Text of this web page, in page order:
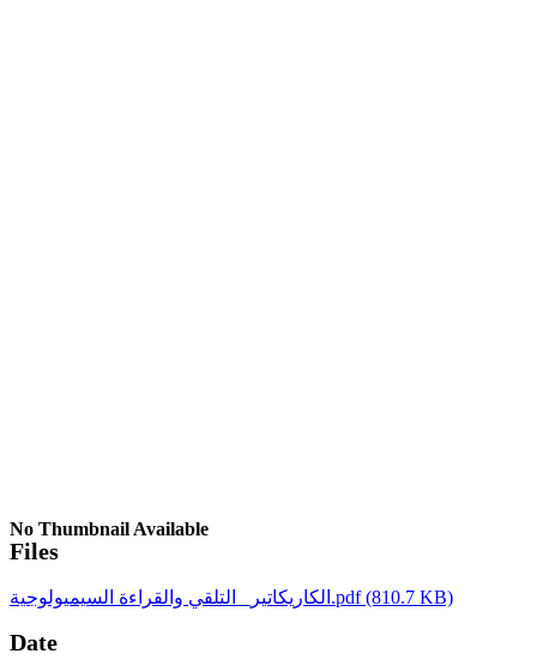
No Thumbnail Available
Files
الكاريكاتير_ التلقي والقراءة السيميولوجية.pdf(810.7 KB)
Date